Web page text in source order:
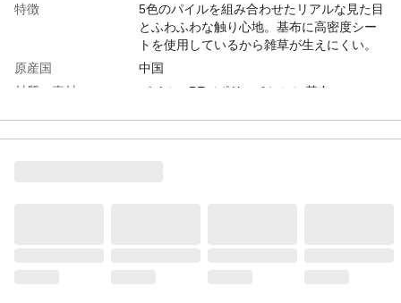
特徴
5色のパイルを組み合わせたリアルな見た目
とふわふわな触り心地。基布に高密度シー
トを使用しているから雑草が生えにくい。
原産国
中国
材質・素材
パイル：PE（ポリエチレン）基布：